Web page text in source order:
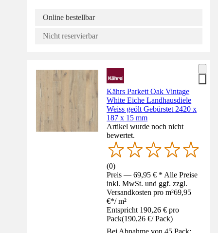
Online bestellbar
Nicht reservierbar
Kährs Parkett Oak Vintage
White Eiche Landhausdiele
Weiss geölt Gebürstet 2420 x
187 x 15 mm
Artikel wurde noch nicht
bewertet.
(0)
Preis — 69,95 € * Alle Preise
inkl. MwSt. und ggf. zzgl.
Versandkosten pro m²69,95
€*/ m²
Entspricht 190,26 € pro
Pack(190,26 €/ Pack)
Bei Abnahme von 45 Pack: